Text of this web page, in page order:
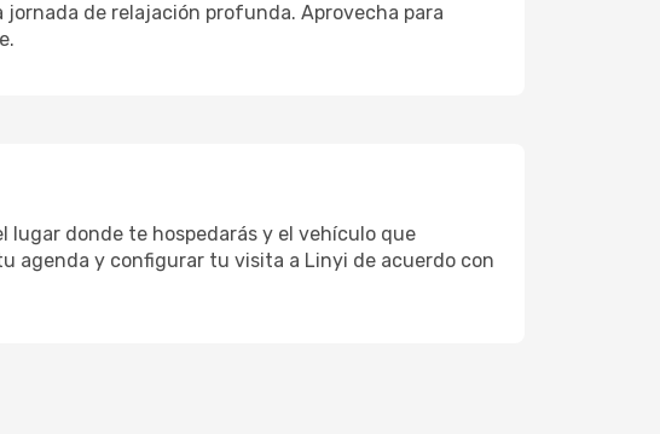
de relajación profunda. Aprovecha para
lugar donde te hospedarás y el vehículo que
agenda y configurar tu visita a Linyi de acuerdo con